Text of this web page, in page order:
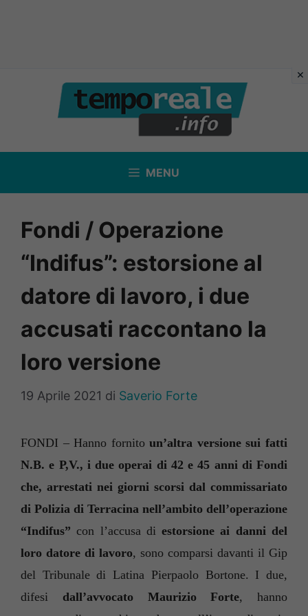
contenuto
MENU
Fondi / Operazione
“Indifus”: estorsione al
datore di lavoro, i due
accusati raccontano la
loro versione
19 Aprile 2021 di Saverio Forte
FONDI – Hanno fornito un’altra versione sui fatti
N.B. e P,V., i due operai di 42 e 45 anni di Fondi
che, arrestati nei giorni scorsi dal commissariato
di Polizia di Terracina nell’ambito dell’operazione
“Indifus” con l’accusa diestorsione ai danni del
loro datore di lavoro, sono comparsi davanti il Gip
del Tribunale di Latina Pierpaolo Bortone. I due,
difesi dall’avvocato Maurizio Forte, hanno